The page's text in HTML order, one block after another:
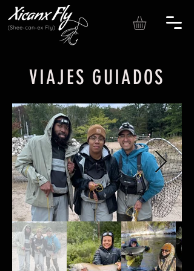
VIAJES GUIADOS